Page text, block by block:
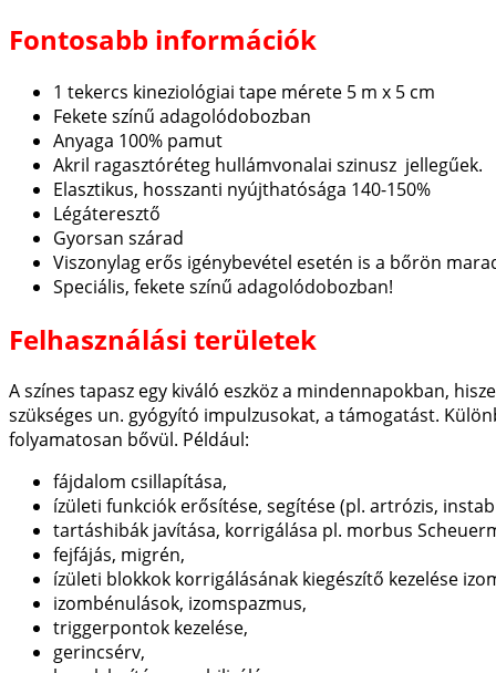
Fontosabb információk
1 tekercs kineziológiai tape mérete 5 m x 5 cm
Fekete színű adagolódobozban
Anyaga 100% pamut
Akril ragasztóréteg hullámvonalai szinusz jellegűek.
Elasztikus, hosszanti nyújthatósága 140-150%
Légáteresztő
Gyorsan szárad
Viszonylag erős igénybevétel esetén is a bőrön
Speciális, fekete színű adagolódobozban!
Felhasználási területek
A színes tapasz egy kiváló eszköz a mindennapokban,
szükséges un. gyógyító impulzusokat, a támogatást.
folyamatosan bővül. Például:
fájdalom csillapítása,
ízületi funkciók erősítése, segítése (pl. artrózis,
tartáshibák javítása, korrigálása pl. morbus
fejfájás, migrén,
ízületi blokkok korrigálásának kiegészítő kezelése
izombénulások, izomspazmus,
triggerpontok kezelése,
gerincsérv,